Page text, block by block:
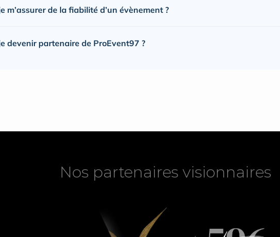
m’assurer de la fiabilité d’un évènement ?
devenir partenaire de ProEvent97 ?
Nos partenaires visionnaires
Nos partenaires visionnaires